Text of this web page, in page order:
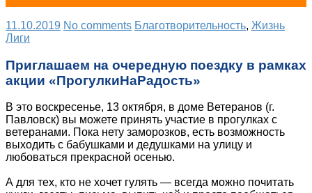
11.10.2019 No comments Благотворительность, Жизнь
Лиги
Приглашаем на очередную поездку в рамках
акции «ПрогулкиНаРадость»
В это воскресенье, 13 октября, в доме Ветеранов (г.
Павловск) вы можете принять участие в прогулках с
ветеранами. Пока нету заморозков, есть возможность
выходить с бабушками и дедушками на улицу и
любоваться прекрасной осенью.
А для тех, кто не хочет гулять — всегда можно почитать